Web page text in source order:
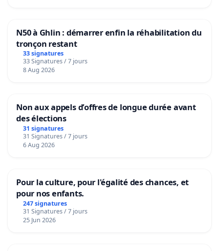
N50 à Ghlin : démarrer enfin la réhabilitation du
tronçon restant
33 signatures
33 Signatures / 7 jours
8 Aug 2026
Non aux appels d’offres de longue durée avant
des élections
31 signatures
31 Signatures / 7 jours
6 Aug 2026
Pour la culture, pour l'égalité des chances, et
pour nos enfants.
247 signatures
31 Signatures / 7 jours
25 Jun 2026